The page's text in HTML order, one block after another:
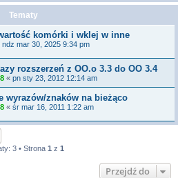
Tematy
komórki i wklej w inne
ndz mar 30, 2025 9:34 pm
rozszerzeń z OO.o 3.3 do OO 3.4
« pn sty 23, 2012 12:14 am
wyrazów/znaków na bieżąco
« śr mar 16, 2011 1:22 am
3 • Strona 1 z 1
Przejdź do